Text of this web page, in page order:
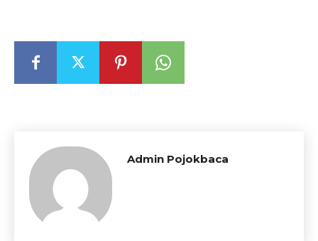
Admin Pojokbaca